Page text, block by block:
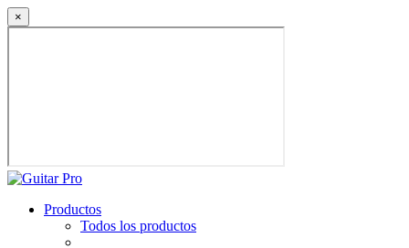
×
Productos
Todos los productos